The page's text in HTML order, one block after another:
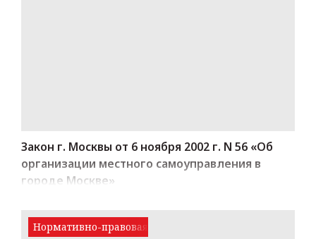
Закон г. Москвы от 6 ноября 2002 г. N 56 «Об
организации местного самоуправления в
городе Москве»
Нормативно-правовая база